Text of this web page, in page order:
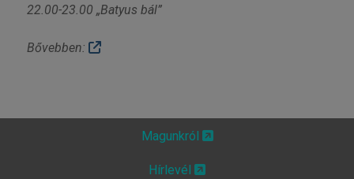
22.00-23.00 „Batyus bál”
Bővebben:
Magunkról
Hírlevél